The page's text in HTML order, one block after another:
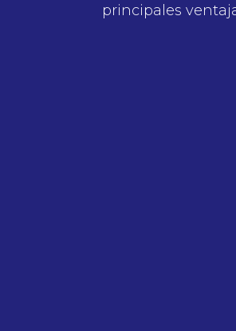
principales